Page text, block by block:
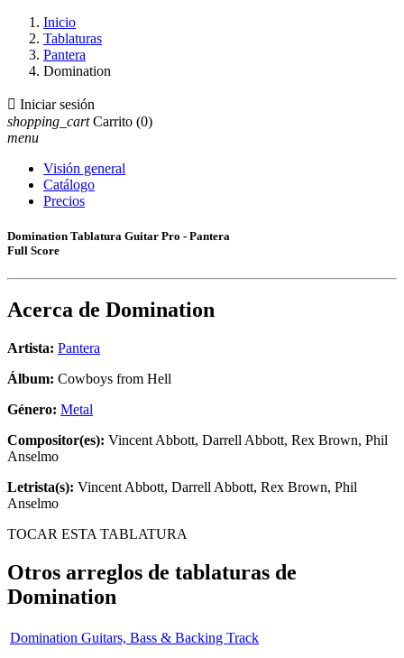
Inicio
Tablaturas
Pantera
Domination
 Iniciar sesión
shopping_cart Carrito (0)
menu
Visión general
Catálogo
Precios
Domination Tablatura Guitar Pro - Pantera
Full Score
Acerca de Domination
Artista: Pantera
Álbum: Cowboys from Hell
Género: Metal
Compositor(es): Vincent Abbott, Darrell Abbott, Rex Brown, Phil
Anselmo
Letrista(s): Vincent Abbott, Darrell Abbott, Rex Brown, Phil
Anselmo
TOCAR ESTA TABLATURA
Otros arreglos de tablaturas de
Domination
Domination Guitars, Bass & Backing Track